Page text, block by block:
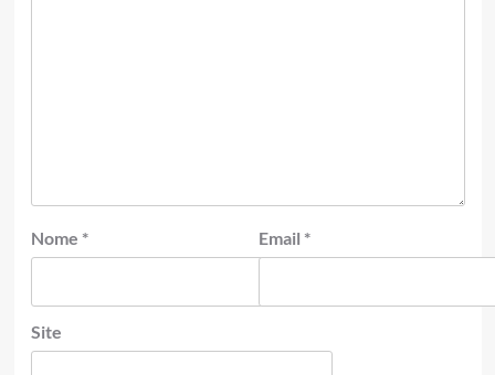
Nome * Email *
Site